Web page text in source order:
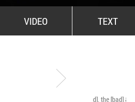
VIDEO TEXT
The [good], the [bad] & the